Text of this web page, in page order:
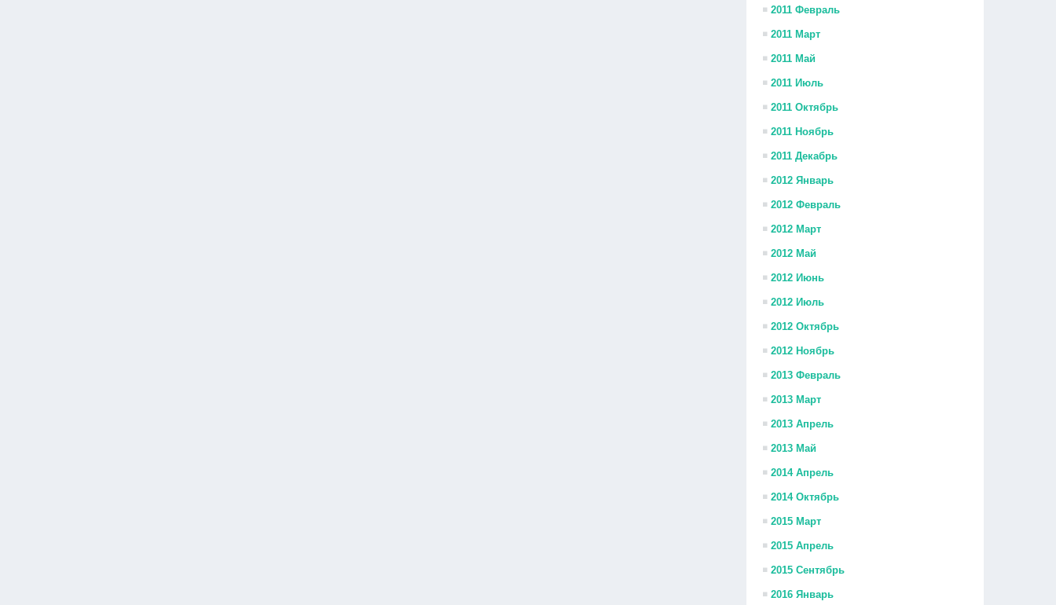
2011 Февраль
2011 Март
2011 Май
2011 Июль
2011 Октябрь
2011 Ноябрь
2011 Декабрь
2012 Январь
2012 Февраль
2012 Март
2012 Май
2012 Июнь
2012 Июль
2012 Октябрь
2012 Ноябрь
2013 Февраль
2013 Март
2013 Апрель
2013 Май
2014 Апрель
2014 Октябрь
2015 Март
2015 Апрель
2015 Сентябрь
2016 Январь